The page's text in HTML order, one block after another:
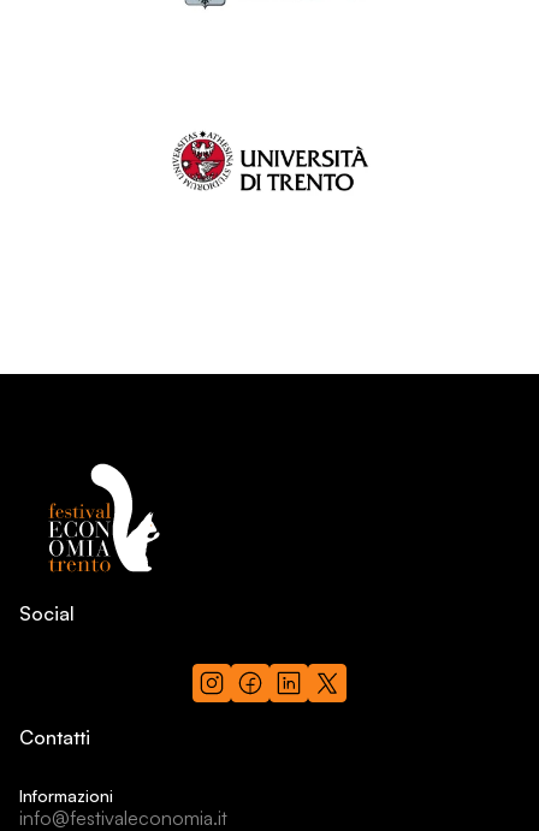
Social
Contatti
Informazioni
info@festivaleconomia.it